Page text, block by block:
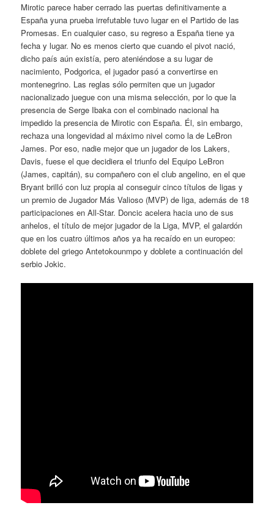
Mirotic parece haber cerrado las puertas definitivamente a
España yuna prueba irrefutable tuvo lugar en el Partido de las
Promesas. En cualquier caso, su regreso a España tiene ya
fecha y lugar. No es menos cierto que cuando el pivot nació,
dicho país aún existía, pero ateniéndose a su lugar de
nacimiento, Podgorica, el jugador pasó a convertirse en
montenegrino. Las reglas sólo permiten que un jugador
nacionalizado juegue con una misma selección, por lo que la
presencia de Serge Ibaka con el combinado nacional ha
impedido la presencia de Mirotic con España. Él, sin embargo,
rechaza una longevidad al máximo nivel como la de LeBron
James. Por eso, nadie mejor que un jugador de los Lakers,
Davis, fuese el que decidiera el triunfo del Equipo LeBron
(James, capitán), su compañero con el club angelino, en el que
Bryant brilló con luz propia al conseguir cinco títulos de ligas y
un premio de Jugador Más Valioso (MVP) de liga, además de 18
participaciones en All-Star. Doncic acelera hacia uno de sus
anhelos, el título de mejor jugador de la Liga, MVP, el galardón
que en los cuatro últimos años ya ha recaído en un europeo:
doblete del griego Antetokounmpo y doblete a continuación del
serbio Jokic.